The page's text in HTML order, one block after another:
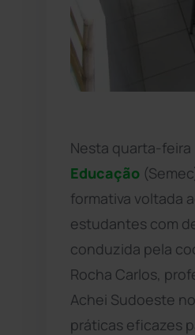
Nesta quarta-
Educação
formativa voltada
estudantes com
conduzida pela
Rocha Carlos,
Achei Sudoeste
práticas eficazes